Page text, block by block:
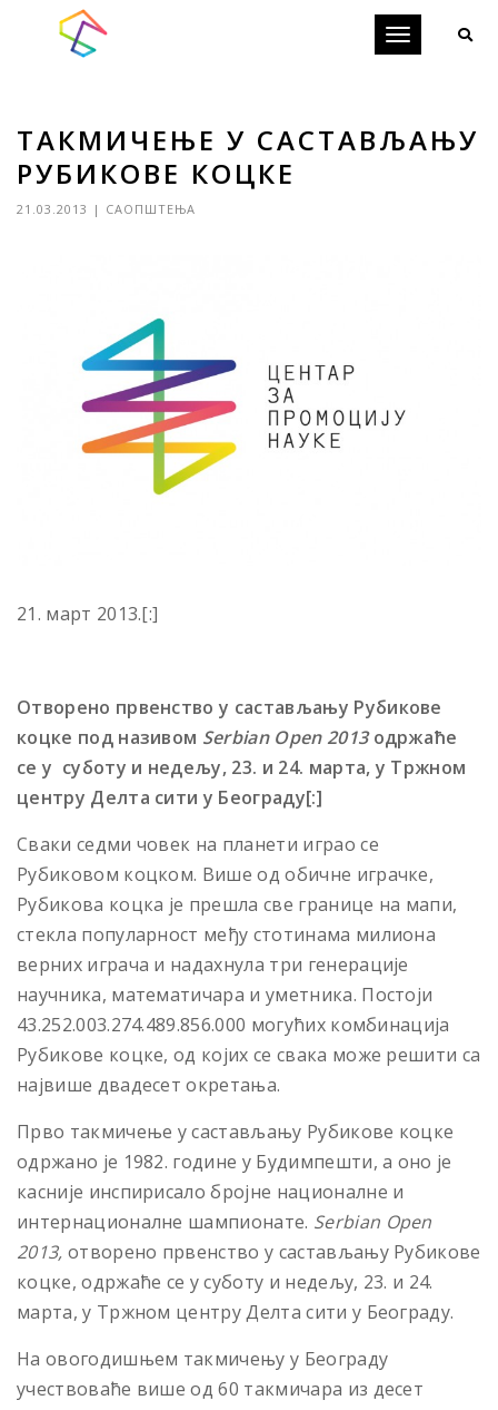
Toggle
ТАКМИЧЕЊЕ У САСТАВЉАЊУ
РУБИКОВЕ КОЦКЕ
21.03.2013 | САОПШТЕЊА
21. март 2013.[:]
Oтворено првенство у састављању Рубикове
коцке под називом Serbian Open 2013одржаће
се у суботу и недељу, 23. и 24. марта, у Tржном
центру Делта сити у Београду[:]
Сваки седми човек на планети играо се
Рубиковом коцком. Више од обичне играчке,
Рубикова коцка је прешла све границе на мапи,
стекла популарност међу стотинама милиона
верних играча и надахнула три генерације
научника, математичара и уметника. Постоји
43.252.003.274.489.856.000 могућих комбинација
Рубикове коцке, од којих се свака може решити са
највише двадесет окретања.
Прво такмичење у састављању Рубикове коцке
одржано је 1982. године у Будимпешти, а оно је
касније инспирисало бројне националне и
интернационалне шампионате. Serbian Open
2013, oтворено првенство у састављању Рубикове
коцке, одржаће се у суботу и недељу, 23. и 24.
марта, у Тржном центру Делта сити у Београду.
На овогодишњем такмичењу у Београду
учествоваће више од 60 такмичара из десет